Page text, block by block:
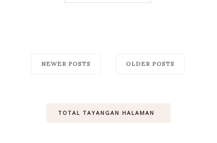
NEWER POSTS OLDER POSTS
TOTAL TAYANGAN HALAMAN